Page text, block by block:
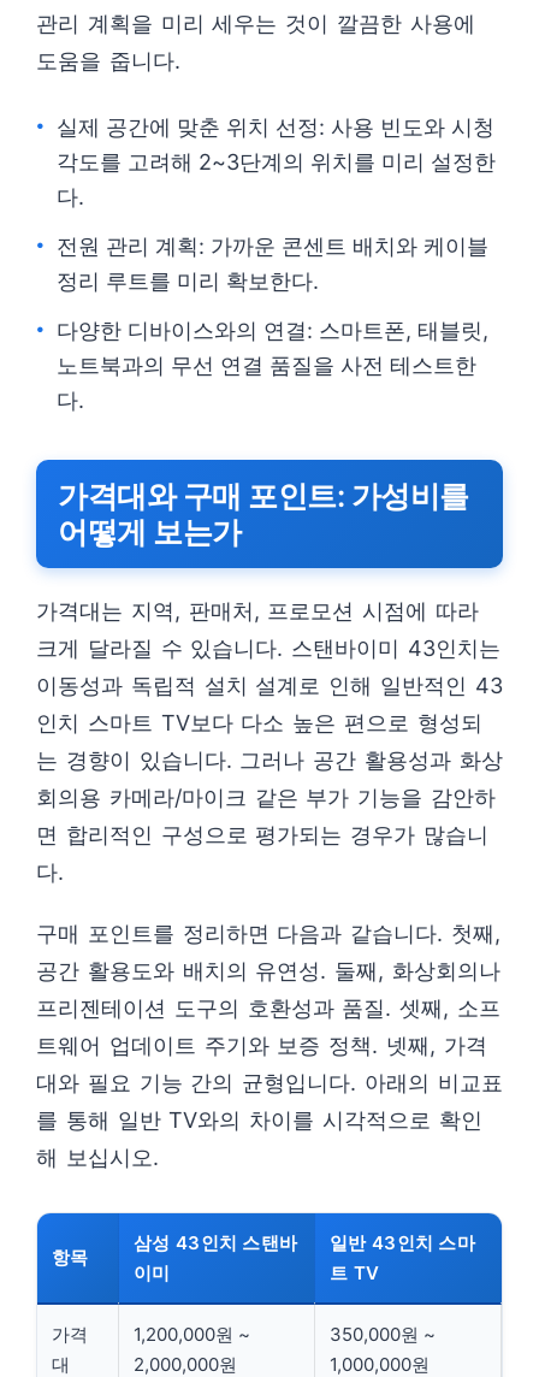
관리 계획을 미리 세우는 것이 깔끔한 사용에
도움을 줍니다.
실제 공간에 맞춘 위치 선정: 사용 빈도와 시청
각도를 고려해 2~3단계의 위치를 미리 설정한
다.
전원 관리 계획: 가까운 콘센트 배치와 케이블
정리 루트를 미리 확보한다.
다양한 디바이스와의 연결: 스마트폰, 태블릿,
노트북과의 무선 연결 품질을 사전 테스트한
다.
가격대와 구매 포인트: 가성비를
어떻게 보는가
가격대는 지역, 판매처, 프로모션 시점에 따라
크게 달라질 수 있습니다. 스탠바이미 43인치는
이동성과 독립적 설치 설계로 인해 일반적인 43
인치 스마트 TV보다 다소 높은 편으로 형성되
는 경향이 있습니다. 그러나 공간 활용성과 화상
회의용 카메라/마이크 같은 부가 기능을 감안하
면 합리적인 구성으로 평가되는 경우가 많습니
다.
구매 포인트를 정리하면 다음과 같습니다. 첫째,
공간 활용도와 배치의 유연성. 둘째, 화상회의나
프리젠테이션 도구의 호환성과 품질. 셋째, 소프
트웨어 업데이트 주기와 보증 정책. 넷째, 가격
대와 필요 기능 간의 균형입니다. 아래의 비교표
를 통해 일반 TV와의 차이를 시각적으로 확인
해 보십시오.
항목
삼성 43인치 스탠바
이미
일반 43인치 스마
트 TV
가격
대
1,200,000원 ~
2,000,000원
350,000원 ~
1,000,000원